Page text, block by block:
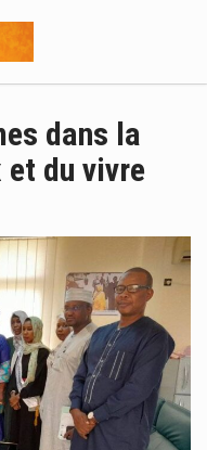
dans la
et du vivre